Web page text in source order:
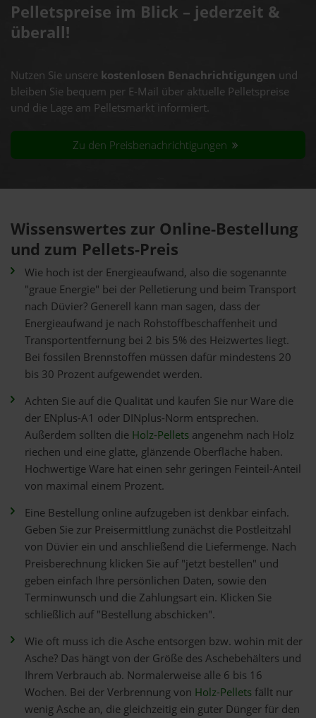
Pelletspreise im Blick – jederzeit &
überall!
Nutzen Sie unsere kostenlosen Benachrichtigungen und
bleiben Sie bequem per E-Mail über aktuelle Pelletspreise
und die Lage am Pelletsmarkt informiert.
Zu den Preisbenachrichtigungen
Wissenswertes zur Online-Bestellung
und zum Pellets-Preis
Wie hoch ist der Energieaufwand, also die sogenannte
"graue Energie" bei der Pelletierung und beim Transport
nach Düvier? Generell kann man sagen, dass der
Energieaufwand je nach Rohstoffbeschaffenheit und
Transportentfernung bei 2 bis 5% des Heizwertes liegt.
Bei fossilen Brennstoffen müssen dafür mindestens 20
bis 30 Prozent aufgewendet werden.
Achten Sie auf die Qualität und kaufen Sie nur Ware die
der ENplus-A1 oder DINplus-Norm entsprechen.
Außerdem sollten die Holz-Pellets angenehm nach Holz
riechen und eine glatte, glänzende Oberfläche haben.
Hochwertige Ware hat einen sehr geringen Feinteil-Anteil
von maximal einem Prozent.
Eine Bestellung online aufzugeben ist denkbar einfach.
Geben Sie zur Preisermittlung zunächst die Postleitzahl
von Düvier ein und anschließend die Liefermenge. Nach
Preisberechnung klicken Sie auf "jetzt bestellen" und
geben einfach Ihre persönlichen Daten, sowie den
Terminwunsch und die Zahlungsart ein. Klicken Sie
schließlich auf "Bestellung abschicken".
Wie oft muss ich die Asche entsorgen bzw. wohin mit der
Asche? Das hängt von der Größe des Aschebehälters und
Ihrem Verbrauch ab. Normalerweise alle 6 bis 16
Wochen. Bei der Verbrennung von Holz-Pelletsfällt nur
wenig Asche an, die gleichzeitig ein guter Dünger für den